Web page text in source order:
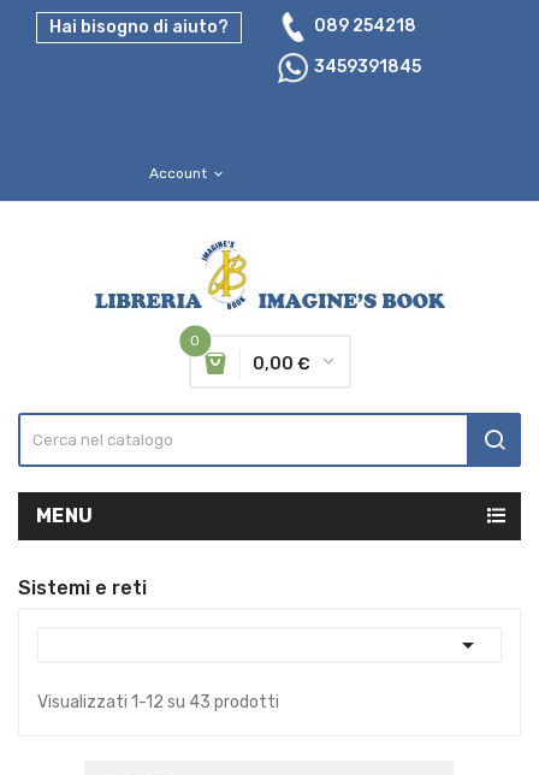
Hai bisogno di aiuto?
089 254218
3459391845
Account expand_more
0
0,00 €
MENU
Sistemi e reti

Visualizzati 1-12 su 43 prodotti